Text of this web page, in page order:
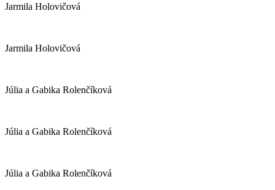
Jarmila Holovičová
Jarmila Holovičová
Júlia a Gabika Rolenčíková
Júlia a Gabika Rolenčíková
Júlia a Gabika Rolenčíková